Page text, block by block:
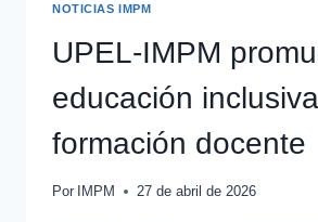
NOTICIAS IMPM
UPEL-IMPM
educación
formación docente
Por IMPM 27 de abril de 2026